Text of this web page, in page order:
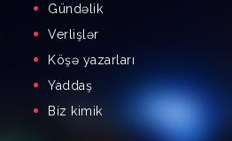
Gündəlik
Verlişlər
Köşə yazarları
Yaddaş
Biz kimik